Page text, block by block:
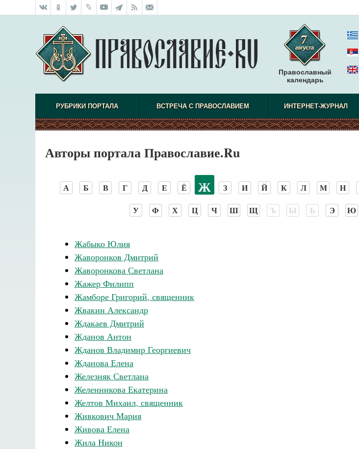
Православный
календарь
РУБРИКИ ПОРТАЛА ВСТРЕЧА С ПРАВОСЛАВИЕМ ИНТЕРНЕТ-ЖУРНАЛ
Авторы портала Православие.Ru
А Б В Г Д Е Ё Ж З И Й К Л М Н
У
Ф Х Ц Ч Ш Щ Ъ Ы Ь Э Ю
Жабыко Юлия
Жаворонков Дмитрий
Жаворонкова Светлана
Жажер Филипп
Жамборе Григорий, священник
Жвакин Александр
Ждакаев Дмитрий
Жданов Антон
Жданов Владимир Георгиевич
Жданова Елена
Железняк Светлана
Желенникова Екатерина
Желтов Михаил, священник
Живкович Мария
Живова Елена
Жила Никон